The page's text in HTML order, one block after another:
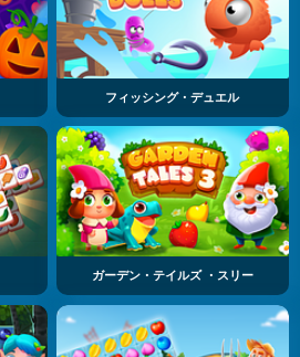
フィッシング・デュエル
ガーデン・テイルズ ・スリー